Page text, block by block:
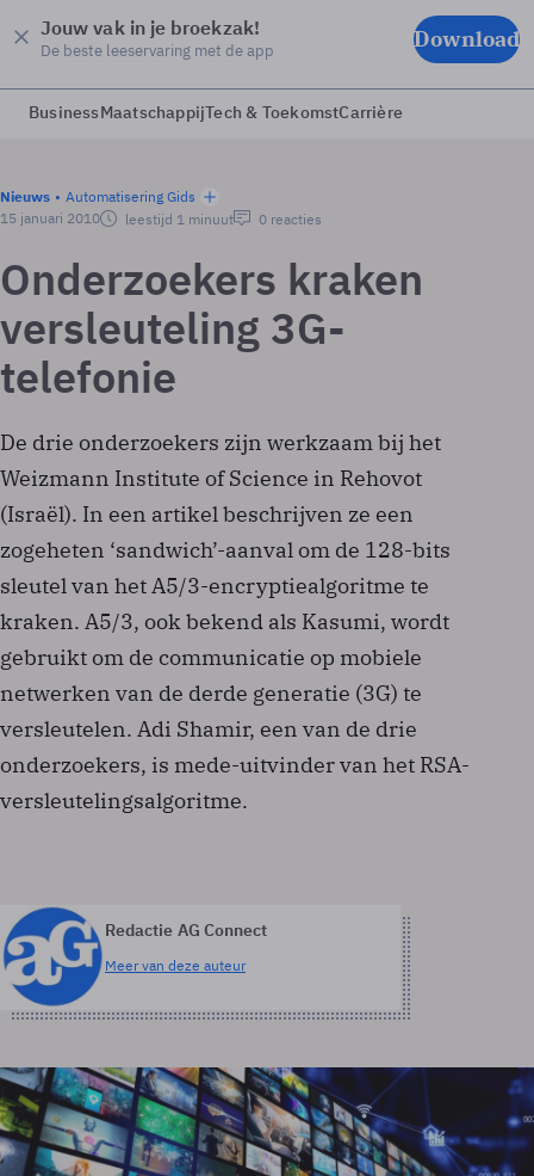
Jouw vak in je broekzak!
De beste leeservaring met de app Download
BusinessMaatschappijTech & ToekomstCarrière
Nieuws
Automatisering Gids
15 januari 2010
leestijd 1 minuut 0 reacties
Onderzoekers kraken
versleuteling 3G-
telefonie
De drie onderzoekers zijn werkzaam bij het
Weizmann Institute of Science in Rehovot
(Israël). In een artikel beschrijven ze een
zogeheten ‘sandwich’-aanval om de 128-bits
sleutel van het A5/3-encryptiealgoritme te
kraken. A5/3, ook bekend als Kasumi, wordt
gebruikt om de communicatie op mobiele
netwerken van de derde generatie (3G) te
versleutelen. Adi Shamir, een van de drie
onderzoekers, is mede-uitvinder van het RSA-
versleutelingsalgoritme.
Redactie AG Connect
Meer van deze auteur